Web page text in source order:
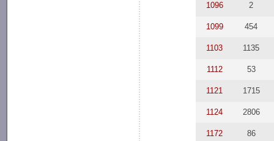
1096 2
1099 454
1103 1135
1112 53
1121 1715
1124 2806
1172 86